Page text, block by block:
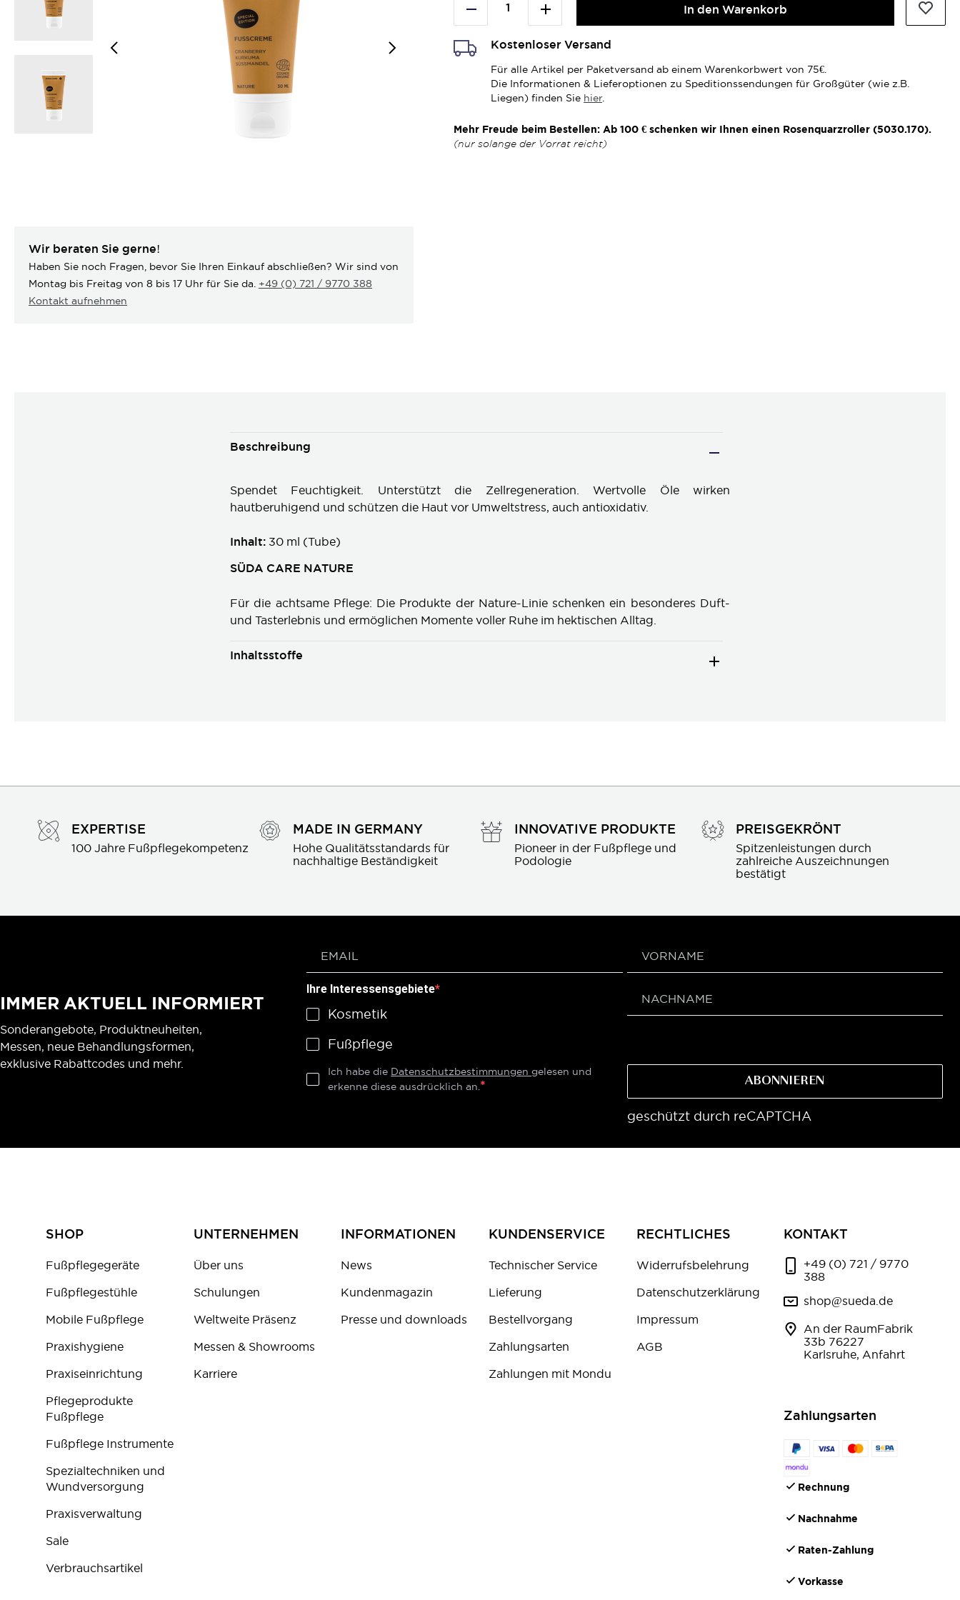
Wir beraten Sie gerne!
Haben Sie noch Fragen, bevor Sie Ihren Einkauf abschließen? Wir sind von
Montag bis Freitag von 8 bis 17 Uhr für Sie da. +49 (0) 721 / 9770 388
Kontakt aufnehmen
In den Warenkorb
Kostenloser Versand
Für alle Artikel per Paketversand ab einem Warenkorbwert von 75€.
Die Informationen & Lieferoptionen zu Speditionssendungen für Großgüter (wie z.B.
Liegen) finden Sie hier.
Mehr Freude beim Bestellen: Ab 100 € schenken wir Ihnen einen Rosenquarzroller (5030.170).
(nur solange der Vorrat reicht)
Beschreibung
Spendet Feuchtigkeit. Unterstützt die Zellregeneration. Wertvolle Öle wirken
hautberuhigend und schützen die Haut vor Umweltstress, auch antioxidativ.
Inhalt: 30 ml (Tube)
SÜDA CARE NATURE
Für die achtsame Pflege: Die Produkte der Nature-Linie schenken ein besonderes Duft-
und Tasterlebnis und ermöglichen Momente voller Ruhe im hektischen Alltag.
Inhaltsstoffe
EXPERTISE
100 Jahre Fußpflegekompetenz
MADE IN GERMANY
Hohe Qualitätsstandards für
nachhaltige Beständigkeit
INNOVATIVE PRODUKTE
Pioneer in der Fußpflege und
Podologie
PREISGEKRÖNT
Spitzenleistungen durch
zahlreiche Auszeichnungen
bestätigt
IMMER AKTUELL INFORMIERT
Sonderangebote, Produktneuheiten,
Messen, neue Behandlungsformen,
exklusive Rabattcodes und mehr.
Ihre Interessensgebiete
Kosmetik
Fußpflege
Ich habe die Datenschutzbestimmungengelesen und
erkenne diese ausdrücklich an.
ABONNIEREN
geschützt durch reCAPTCHA
SHOP
Fußpflegegeräte
Fußpflegestühle
Mobile Fußpflege
Praxishygiene
Praxiseinrichtung
Pflegeprodukte
Fußpflege
Fußpflege Instrumente
Spezialtechniken und
Wundversorgung
Praxisverwaltung
Sale
Verbrauchsartikel
UNTERNEHMEN
Über uns
Schulungen
Weltweite Präsenz
Messen & Showrooms
Karriere
INFORMATIONEN
News
Kundenmagazin
Presse und downloads
KUNDENSERVICE
Technischer Service
Lieferung
Bestellvorgang
Zahlungsarten
Zahlungen mit Mondu
RECHTLICHES
Widerrufsbelehrung
Datenschutzerklärung
Impressum
AGB
KONTAKT
+49 (0) 721 / 9770
388
shop@sueda.de
An der RaumFabrik
33b 76227
Karlsruhe, Anfahrt
Zahlungsarten
Rechnung
Nachnahme
Raten-Zahlung
Vorkasse